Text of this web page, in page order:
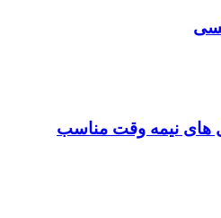
های نیمه وقت مناسب